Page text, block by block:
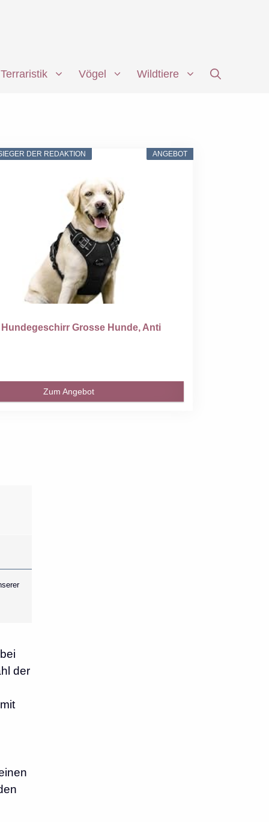
Terraristik Vögel Wildtiere
ANGEBOT
DER REDAKTION
Grosse Hunde, Anti
Zum Angebot
der